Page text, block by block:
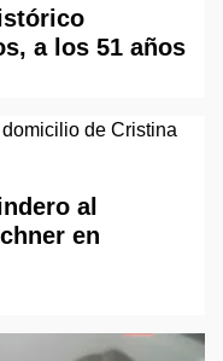
a los 51 años
al
en